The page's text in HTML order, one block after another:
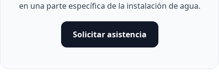
en una parte específica de la instalación de agua.
Solicitar asistencia